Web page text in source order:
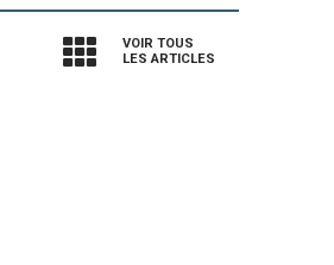
VOIR TOUS
LES ARTICLES